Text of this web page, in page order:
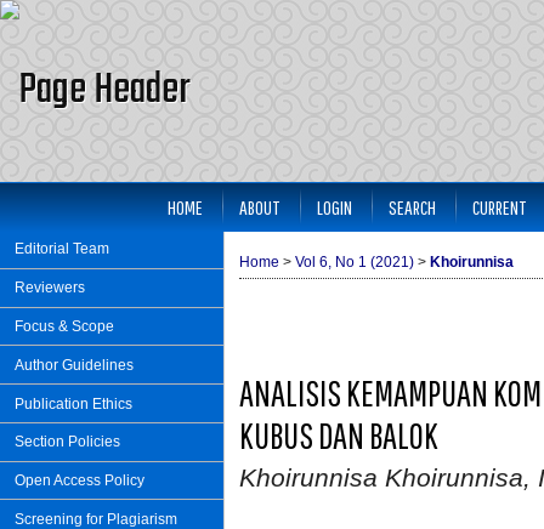
Editorial Team
Reviewers
Focus & Scope
Author Guidelines
Publication Ethics
Section Policies
Open Access Policy
Screening for Plagiarism
HOME ABOUT LOGIN SEARCH CURRENT
Home > Vol 6, No 1 (2021) > Khoirunnisa
ANALISIS KEMAMPUAN
KUBUS DAN BALOK
Khoirunnisa Khoirunnisa,